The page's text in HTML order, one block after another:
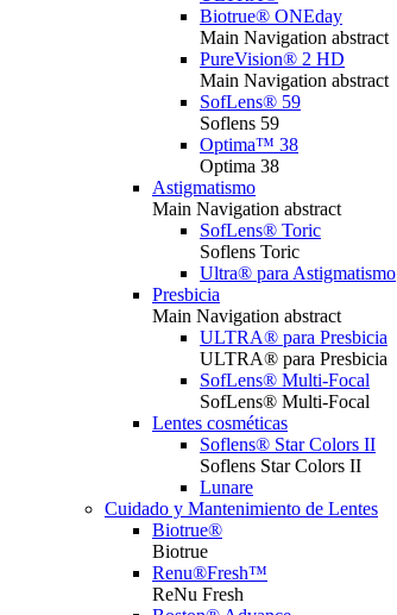
Biotrue® ONEday
Main Navigation abstract
PureVision® 2 HD
Main Navigation abstract
SofLens® 59
Soflens 59
Optima™ 38
Optima 38
Astigmatismo
Main Navigation abstract
SofLens® Toric
Soflens Toric
Ultra® para Astigmatismo
Presbicia
Main Navigation abstract
ULTRA® para Presbicia
ULTRA® para Presbicia
SofLens® Multi-Focal
SofLens® Multi-Focal
Lentes cosméticas
Soflens® Star Colors II
Soflens Star Colors II
Lunare
Cuidado y Mantenimiento de Lentes
Biotrue®
Biotrue
Renu®Fresh™
ReNu Fresh